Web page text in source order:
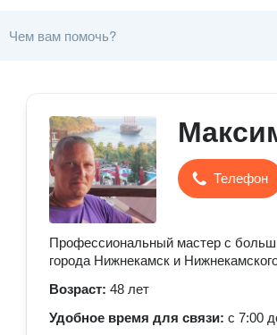
Телефон
Профессиональный мастер с
города Нижнекамск и
Возраст: 48 лет
Удобное время для связи: с 7:00